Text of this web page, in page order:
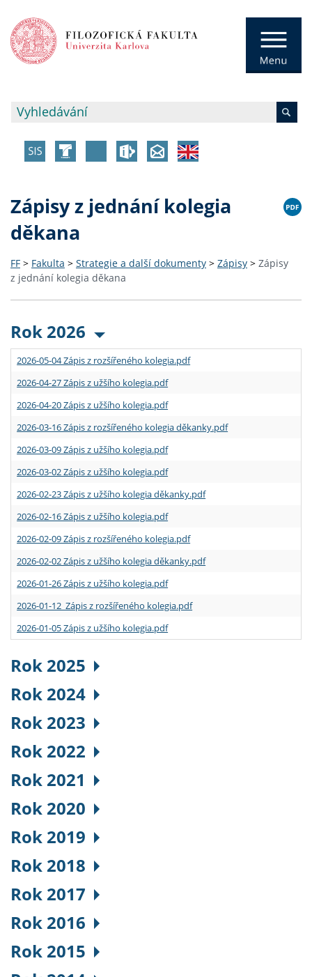
Zápisy z jednání kolegia
děkana
FF > Fakulta > Strategie a další dokumenty > Zápisy > Zápisy
z jednání kolegia děkana
Rok 2026
2026-05-04 Zápis z rozšířeného kolegia.pdf
2026-04-27 Zápis z užšího kolegia.pdf
2026-04-20 Zápis z užšího kolegia.pdf
2026-03-16 Zápis z rozšířeného kolegia děkanky.pdf
2026-03-09 Zápis z užšího kolegia.pdf
2026-03-02 Zápis z užšího kolegia.pdf
2026-02-23 Zápis z užšího kolegia děkanky.pdf
2026-02-16 Zápis z užšího kolegia.pdf
2026-02-09 Zápis z rozšířeného kolegia.pdf
2026-02-02 Zápis z užšího kolegia děkanky.pdf
2026-01-26 Zápis z užšího kolegia.pdf
2026-01-12 Zápis z rozšířeného kolegia.pdf
2026-01-05 Zápis z užšího kolegia.pdf
Rok 2025
Rok 2024
Rok 2023
Rok 2022
Rok 2021
Rok 2020
Rok 2019
Rok 2018
Rok 2017
Rok 2016
Rok 2015